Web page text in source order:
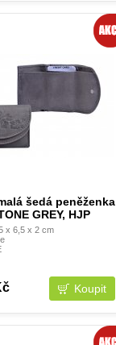
šedá peněženka
GREY, HJP
x 6,5 x 2 cm